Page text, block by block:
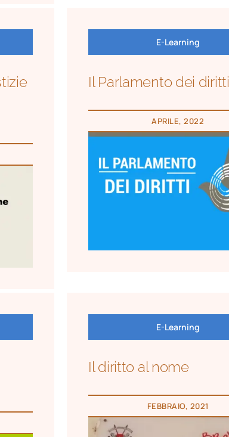
E-Learning
Il Parlamento dei diritti
APRILE, 2022
E-Learning
Il diritto al nome
FEBBRAIO, 2021